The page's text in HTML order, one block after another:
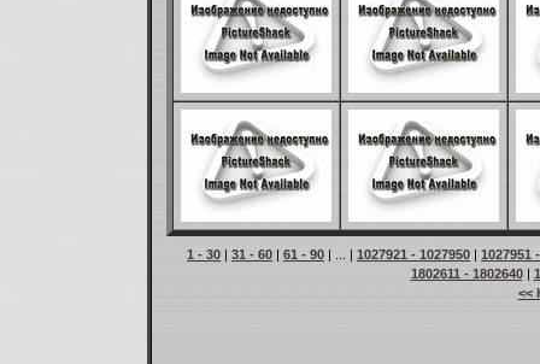
1 - 30 | 31 - 60 | 61 - 90 | ... | 1027921 - 1027950 | 1027951
1802611 - 1802640|
<<